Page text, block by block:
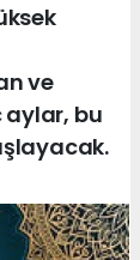
ve
aylar, bu